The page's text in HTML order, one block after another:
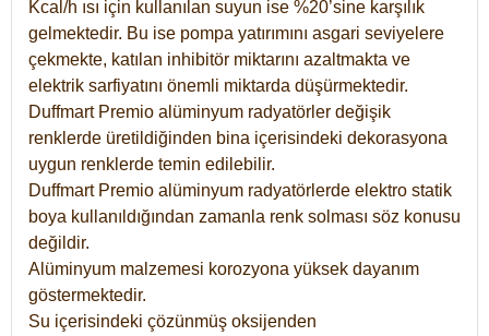
Kcal/h ısı için kullanılan suyun ise %20’sine karşılık
gelmektedir. Bu ise pompa yatırımını asgari seviyelere
çekmekte, katılan inhibitör miktarını azaltmakta ve
elektrik sarfiyatını önemli miktarda düşürmektedir.
Duffmart Premio alüminyum radyatörler değişik
renklerde üretildiğinden bina içerisindeki dekorasyona
uygun renklerde temin edilebilir.
Duffmart Premio alüminyum radyatörlerde elektro statik
boya kullanıldığından zamanla renk solması söz konusu
değildir.
Alüminyum malzemesi korozyona yüksek dayanım
göstermektedir.
Su içerisindeki çözünmüş oksijenden